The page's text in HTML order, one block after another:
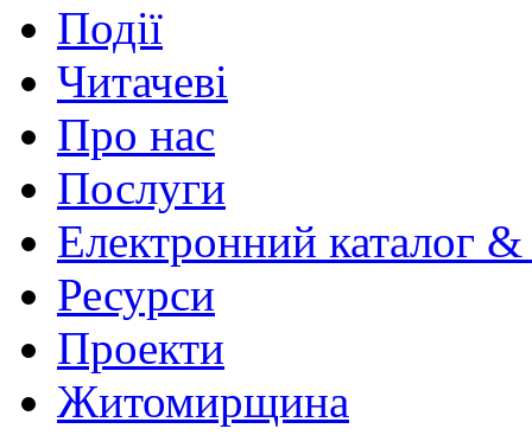
Події
Читачеві
Про нас
Послуги
Електронний каталог
Ресурси
Проекти
Житомирщина